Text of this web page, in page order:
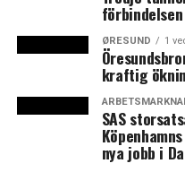
Fakta: Årets danska och
Roskildefestivalen
Från Sverige
Ghost, Silvana Imam,
Blues Pills, Paper,
ØRESUND 1
kraftig
SAS
nya jobb i